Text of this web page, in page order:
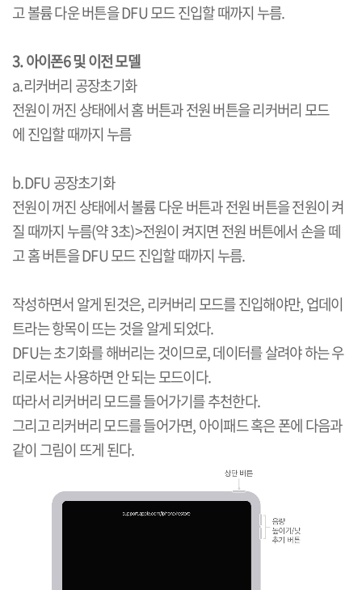
고 볼륨 다운 버튼을 DFU 모드 진입할 때까지 누름.
3. 아이폰6 및 이전 모델
a.리커버리 공장초기화
전원이 꺼진 상태에서 홈 버튼과 전원 버튼을 리커버리 모드
에 진입할 때까지 누름
b.DFU 공장초기화
전원이 꺼진 상태에서 볼륨 다운 버튼과 전원 버튼을 전원이 켜
질 때까지 누름(약 3초)>전원이 켜지면 전원 버튼에서 손을 떼
고 홈 버튼을 DFU 모드 진입할 때까지 누름.
작성하면서 알게 된것은, 리커버리 모드를 진입해야만, 업데이
트라는 항목이 뜨는 것을 알게 되었다.
DFU는 초기화를 해버리는 것이므로, 데이터를 살려야 하는 우
리로서는 사용하면 안 되는 모드이다.
따라서 리커버리 모드를 들어가기를 추천한다.
그리고 리커버리 모드를 들어가면, 아이패드 혹은 폰에 다음과
같이 그림이 뜨게 된다.